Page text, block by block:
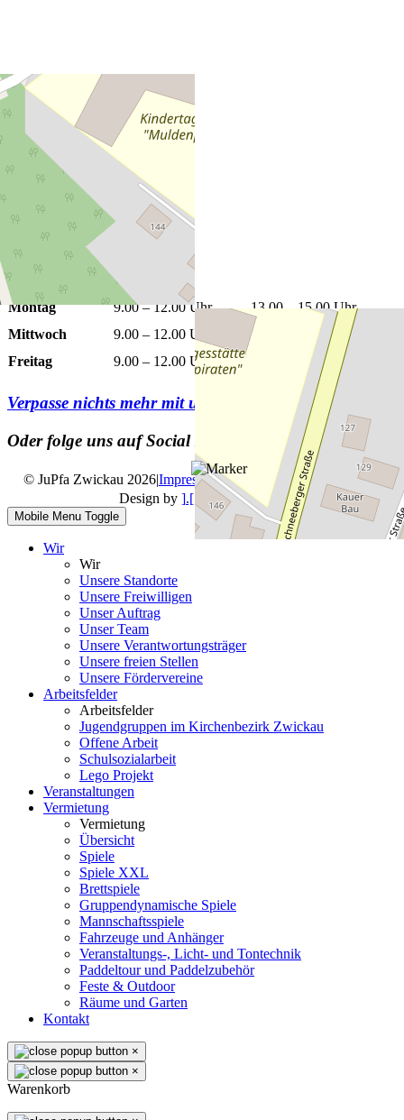
+−
Leaflet
© OpenStreetMap
Öffnungszeiten
Montag 9.00 – 12.00 Uhr
13.00 – 15.00 Uhr
Mittwoch
9.00 – 12.00 Uhr
13.00 – 15.00 Uhr
Freitag
9.00 – 12.00 Uhr
Verpasse nichts mehr mit unserem
Newsletter
Oder folge uns auf Social Media
© JuPfa Zwickau 2026|Impressum|Datenschutz|
Design by ].[ mediengestalter
Mobile Menu Toggle
Wir
Wir
Unsere Standorte
Unsere Freiwilligen
Unser Auftrag
Unser Team
Unsere Verantwortungsträger
Unsere freien Stellen
Unsere Fördervereine
Arbeitsfelder
Arbeitsfelder
Jugendgruppen im Kirchenbezirk Zwickau
Offene Arbeit
Schulsozialarbeit
Lego Projekt
Veranstaltungen
Vermietung
Vermietung
Übersicht
Spiele
Spiele XXL
Brettspiele
Gruppendynamische Spiele
Mannschaftsspiele
Fahrzeuge und Anhänger
Veranstaltungs-, Licht- und Tontechnik
Paddeltour und Paddelzubehör
Feste & Outdoor
Räume und Garten
Kontakt
×
×
Warenkorb